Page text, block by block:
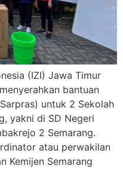
(IZI) Jawa Timur
bantuan
untuk 2 Sekolah
yakni di SD Negeri
2 Semarang.
atau perwakilan
Kemijen Semarang